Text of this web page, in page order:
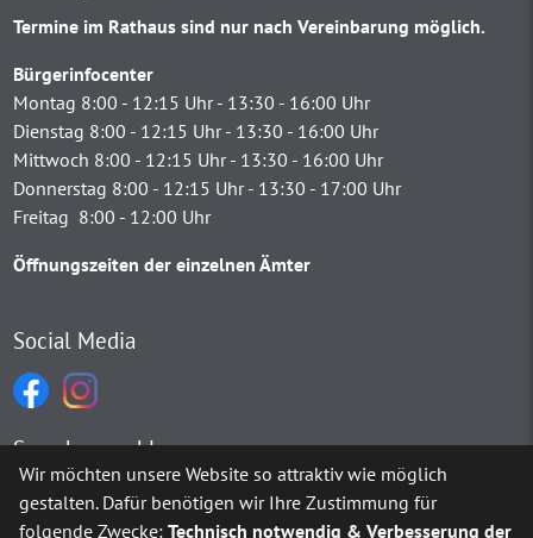
Termine im Rathaus sind nur nach Vereinbarung möglich.
Bürgerinfocenter
Montag 8:00 - 12:15 Uhr - 13:30 - 16:00 Uhr
Dienstag 8:00 - 12:15 Uhr - 13:30 - 16:00 Uhr
Mittwoch 8:00 - 12:15 Uhr - 13:30 - 16:00 Uhr
Donnerstag 8:00 - 12:15 Uhr - 13:30 - 17:00 Uhr
Freitag 8:00 - 12:00 Uhr
Öffnungszeiten der einzelnen Ämter
Social Media
Sprachauswahl
Möchten Sie vonGoogle Translate bereitgestellte externe
Wir möchten unsere Website so attraktiv wie möglich
gestalten. Dafür benötigen wir Ihre Zustimmung für
folgende Zwecke:Technisch notwendig & Verbesserung der